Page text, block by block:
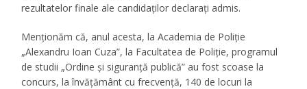
rezultatelor finale ale candidaților declarați admis.
Menționăm că, anul acesta, la Academia de Poliție
„Alexandru Ioan Cuza”, la Facultatea de Poliție, programul
de studii „Ordine și siguranță publică” au fost scoase la
concurs, la învățământ cu frecvență, 140 de locuri la